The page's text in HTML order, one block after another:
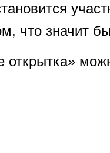
что значит
открытка»